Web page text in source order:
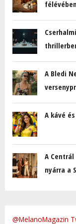
félévében
A Bledi
A kávé
A
nyárra a
@MelanoMagazin